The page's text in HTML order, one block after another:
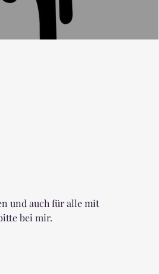
und auch für alle mit
bei mir.